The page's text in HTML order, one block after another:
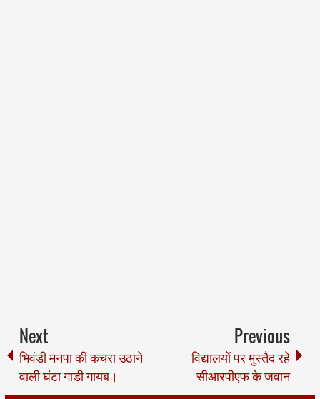
Next
भिवंडी मनपा की कचरा उठाने
वाली घंटा गाडी गायब।
Previous
विद्यालयों पर मुस्तैद रहे
सीआरपीएफ के जवान